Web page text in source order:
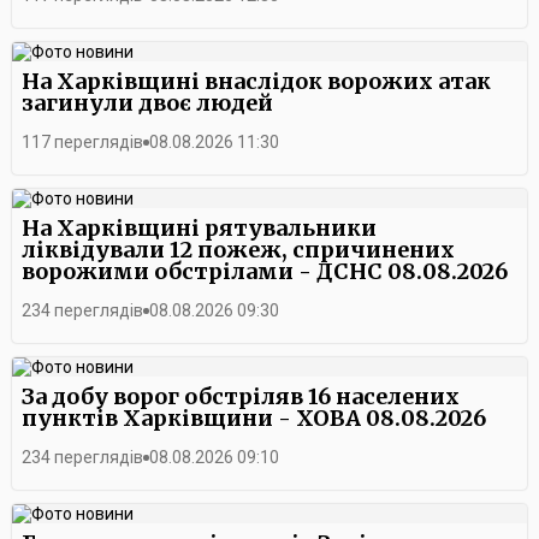
На Харківщині внаслідок ворожих атак
загинули двоє людей
117 переглядів 08.08.2026 11:30
На Харківщині рятувальники
ліквідували 12 пожеж, спричинених
ворожими обстрілами - ДСНС 08.08.2026
234 переглядів 08.08.2026 09:30
За добу ворог обстріляв 16 населених
пунктів Харківщини - ХОВА 08.08.2026
234 переглядів 08.08.2026 09:10